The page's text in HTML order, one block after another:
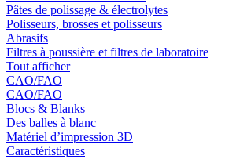
Pâtes de polissage & électrolytes
Polisseurs, brosses et polisseurs
Abrasifs
Filtres à poussière et filtres de laboratoire
Tout afficher
CAO/FAO
CAO/FAO
Blocs & Blanks
Des balles à blanc
Matériel d’impression 3D
Caractéristiques